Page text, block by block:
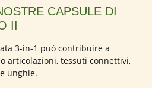
CAPSULE DI
II
3-in-1 può contribuire a
articolazioni, tessuti connettivi,
unghie.